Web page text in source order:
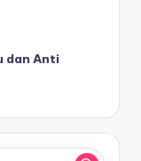
dan Anti